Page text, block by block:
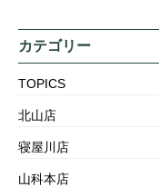
カテゴリー
TOPICS
北山店
寝屋川店
山科本店